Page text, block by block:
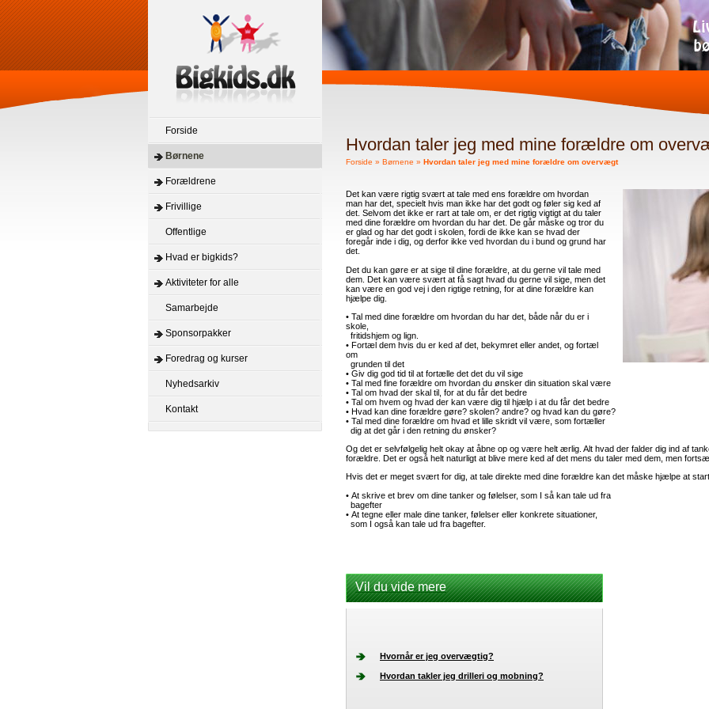
Forside
Børnene
Forældrene
Frivillige
Offentlige
Hvad er bigkids?
Aktiviteter for alle
Samarbejde
Sponsorpakker
Foredrag og kurser
Nyhedsarkiv
Kontakt
Hvordan taler jeg med mine forældre om
Forside » Børnene » Hvordan taler jeg med mine forældre om overvægt
Det kan være rigtig svært at tale med ens forældre om hvordan
man har det, specielt hvis man ikke har det godt og føler sig ked af
det. Selvom det ikke er rart at tale om, er det rigtig vigtigt at du taler
med dine forældre om hvordan du har det. De går måske og tror du
er glad og har det godt i skolen, fordi de ikke kan se hvad der
foregår inde i dig, og derfor ikke ved hvordan du i bund og grund har
det.
Det du kan gøre er at sige til dine forældre, at du gerne vil tale med
dem. Det kan være svært at få sagt hvad du gerne vil sige, men det
kan være en god vej i den rigtige retning, for at dine forældre kan
hjælpe dig.
• Tal med dine forældre om hvordan du har det, både når du er i
skole,
fritidshjem og lign.
• Fortæl dem hvis du er ked af det, bekymret eller andet, og fortæl
om
grunden til det
• Giv dig god tid til at fortælle det det du vil sige
• Tal med fine forældre om hvordan du ønsker din situation skal være
• Tal om hvad der skal til, for at du får det bedre
• Tal om hvem og hvad der kan være dig til hjælp i at du får det bedre
• Hvad kan dine forældre gøre? skolen? andre? og hvad kan du gøre?
• Tal med dine forældre om hvad et lille skridt vil være, som fortæller
dig at det går i den retning du ønsker?
Og det er selvfølgelig helt okay at åbne op og være helt ærlig. Alt hvad der falder dig ind af
forældre. Det er også helt naturligt at blive mere ked af det mens du taler med dem, men
Hvis det er meget svært for dig, at tale direkte med dine forældre kan det måske hjælpe at
• At skrive et brev om dine tanker og følelser, som I så kan tale ud fra
bagefter
• At tegne eller male dine tanker, følelser eller konkrete situationer,
som I også kan tale ud fra bagefter.
Vil du vide mere
Hvornår er jeg overvægtig?
Hvordan takler jeg drilleri og mobning?